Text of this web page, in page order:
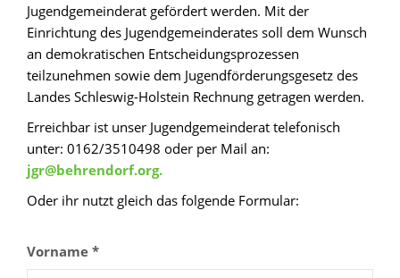
Jugendgemeinderat gefördert werden. Mit der
Einrichtung des Jugendgemeinderates soll dem Wunsch
an demokratischen Entscheidungsprozessen
teilzunehmen sowie dem Jugendförderungsgesetz des
Landes Schleswig-Holstein Rechnung getragen werden.
Erreichbar ist unser Jugendgemeinderat telefonisch
unter: 0162/3510498 oder per Mail an:
jgr@behrendorf.org.
Oder ihr nutzt gleich das folgende Formular:
Vorname *